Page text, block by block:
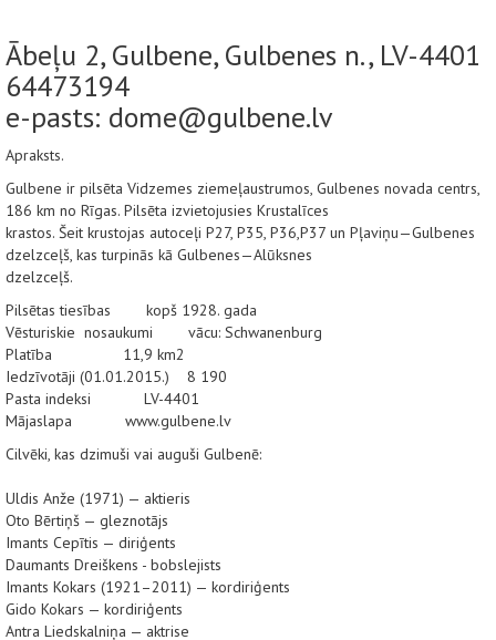
Ābeļu 2, Gulbene, Gulbenes n., LV-4401
64473194
e-pasts: dome@gulbene.lv
Apraksts.
Gulbene ir pilsēta Vidzemes ziemeļaustrumos, Gulbenes novada centrs,
186 km no Rīgas. Pilsēta izvietojusies Krustalīces
krastos. Šeit krustojas autoceļi P27, P35, P36,P37 un Pļaviņu—Gulbenes
dzelzceļš, kas turpinās kā Gulbenes—Alūksnes
dzelzceļš.
Pilsētas tiesības kopš 1928. gada
Vēsturiskie nosaukumi vācu: Schwanenburg
Platība 11,9 km2
Iedzīvotāji (01.01.2015.) 8 190
Pasta indeksi LV-4401
Mājaslapa www.gulbene.lv
Cilvēki, kas dzimuši vai auguši Gulbenē:
Uldis Anže (1971) — aktieris
Oto Bērtiņš — gleznotājs
Imants Cepītis — diriģents
Daumants Dreiškens - bobslejists
Imants Kokars (1921–2011) — kordiriģents
Gido Kokars — kordiriģents
Antra Liedskalniņa — aktrise